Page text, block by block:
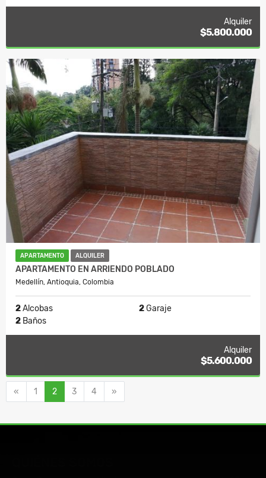
Alquiler
$5.800.000
APARTAMENTO ALQUILER
APARTAMENTO EN ARRIENDO POBLADO
Medellín, Antioquia, Colombia
2Alcobas 2Garaje
2 Baños
Alquiler
$5.600.000
« Anterior
1 2 3 4 »